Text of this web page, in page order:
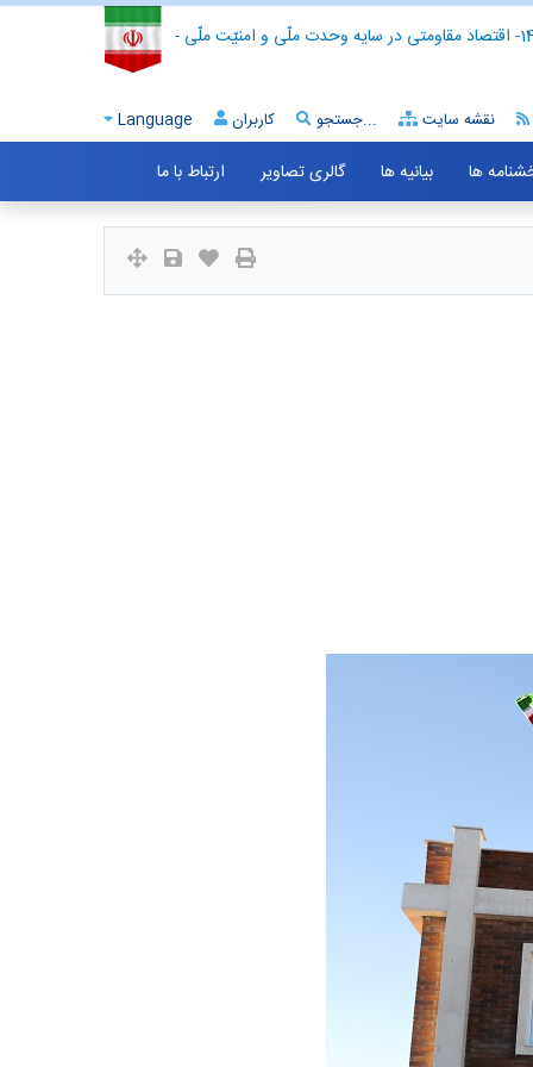
- اقتصاد مقاومتی در سایه وحدت ملّی و امنیّت ملّی -
Language کاربران جستجو... نقشه سایت
ها بیانیه ها گالری تصاویر ارتباط با ما